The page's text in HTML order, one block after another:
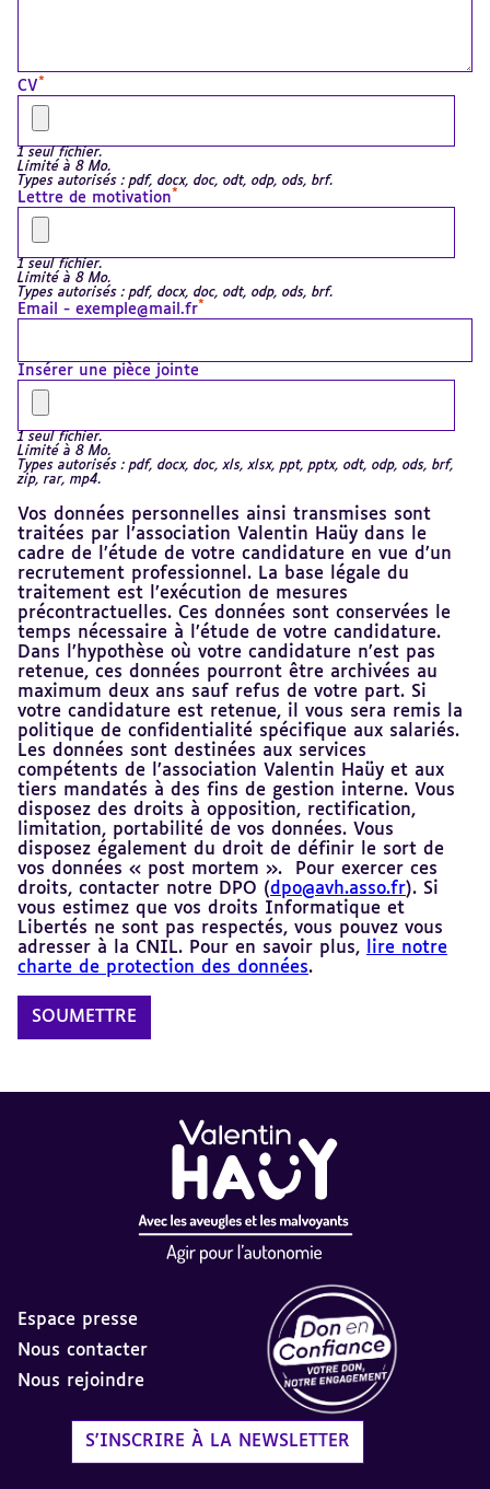
CV *
1 seul fichier.
Limité à 8 Mo.
Types autorisés : pdf, docx, doc, odt, odp, ods, brf.
Lettre de motivation *
1 seul fichier.
Limité à 8 Mo.
Types autorisés : pdf, docx, doc, odt, odp, ods, brf.
Email - exemple@mail.fr*
Insérer une pièce jointe
1 seul fichier.
Limité à 8 Mo.
Types autorisés : pdf, docx, doc, xls, xlsx, ppt, pptx, odt, odp, ods, brf,
zip, rar, mp4.
Vos données personnelles ainsi transmises sont
traitées par l’association Valentin Haüy dans le
cadre de l’étude de votre candidature en vue d’un
recrutement professionnel. La base légale du
traitement est l’exécution de mesures
précontractuelles. Ces données sont conservées le
temps nécessaire à l’étude de votre candidature.
Dans l’hypothèse où votre candidature n’est pas
retenue, ces données pourront être archivées au
maximum deux ans sauf refus de votre part. Si
votre candidature est retenue, il vous sera remis la
politique de confidentialité spécifique aux salariés.
Les données sont destinées aux services
compétents de l’association Valentin Haüy et aux
tiers mandatés à des fins de gestion interne. Vous
disposez des droits à opposition, rectification,
limitation, portabilité de vos données. Vous
disposez également du droit de définir le sort de
vos données « post mortem ». Pour exercer ces
droits, contacter notre DPO (dpo@avh.asso.fr). Si
vous estimez que vos droits Informatique et
Libertés ne sont pas respectés, vous pouvez vous
adresser à la CNIL. Pour en savoir plus,
lire notre
charte de protection des données.
Espace presse
Nous contacter
Nous rejoindre
S'INSCRIRE À LA NEWSLETTER